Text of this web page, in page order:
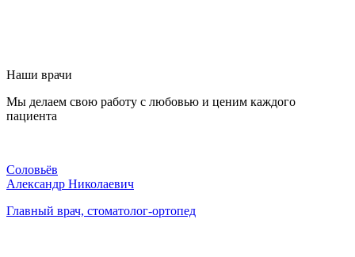
Наши врачи
Мы делаем свою работу с любовью и ценим каждого
пациента
Соловьёв
Александр Николаевич
Главный врач, стоматолог-ортопед